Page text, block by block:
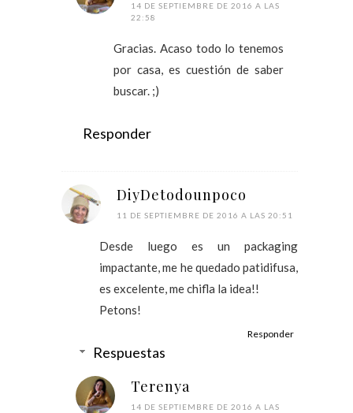
14 DE SEPTIEMBRE DE 2016 A LAS
22:58
Gracias. Acaso todo lo tenemos
por casa, es cuestión de saber
buscar. ;)
Responder
DiyDetodounpoco
11 DE SEPTIEMBRE DE 2016 A LAS 20:51
Desde luego es un packaging
impactante, me he quedado patidifusa,
es excelente, me chifla la idea!!
Petons!
Responder
Respuestas
Terenya
14 DE SEPTIEMBRE DE 2016 A LAS